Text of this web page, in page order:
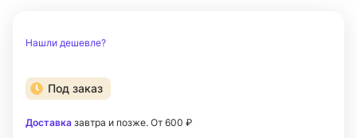
Нашли дешевле?
Под заказ
Доставка завтра и позже. От 600 ₽